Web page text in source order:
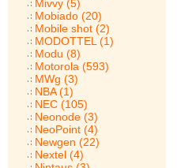
Mivvy (5)
Mobiado (20)
Mobile shot (2)
MODOTTEL (1)
Modu (8)
Motorola (593)
MWg (3)
NBA (1)
NEC (105)
Neonode (3)
NeoPoint (4)
Newgen (22)
Nextel (4)